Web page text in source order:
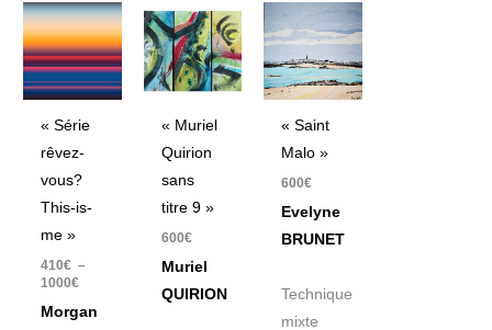
« Série
rêvez-
vous?
This-is-
me »
410€ –
1000€
Plage
de
prix :
410€
à
1000€
Morgan
« Muriel
Quirion
sans
titre 9 »
600€
Muriel
QUIRION
« Saint
Malo »
600€
Evelyne
BRUNET
Technique
mixte